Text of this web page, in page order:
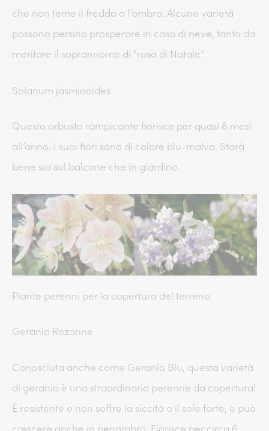
che non teme il freddo o l’ombra. Alcune varietà
possono persino prosperare in caso di neve, tanto da
meritare il soprannome di “rosa di Natale”.
Solanum jasminoides
Questo arbusto rampicante fiorisce per quasi 8 mesi
all’anno. I suoi fiori sono di colore blu-malva. Starà
bene sia sul balcone che in giardino.
Piante perenni per la copertura del terreno
Geranio Rozanne
Conosciuta anche come Geranio Blu, questa varietà
di geranio è una straordinaria perenne da copertura!
È resistente e non soffre la siccità o il sole forte, e può